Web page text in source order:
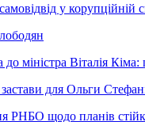
у корупційній
міністра Віталія
для Ольги
РНБО щодо планів